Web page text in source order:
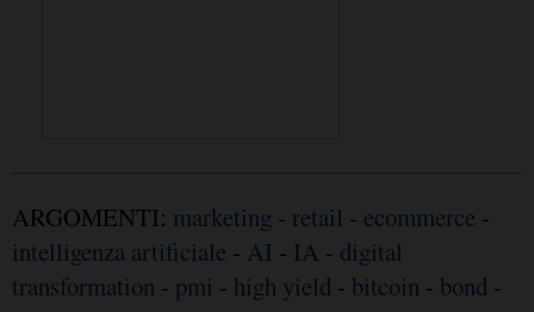
ARGOMENTI: marketing - retail - ecommerce -
intelligenza artificiale - AI - IA - digital
transformation - pmi - high yield - bitcoin - bond -